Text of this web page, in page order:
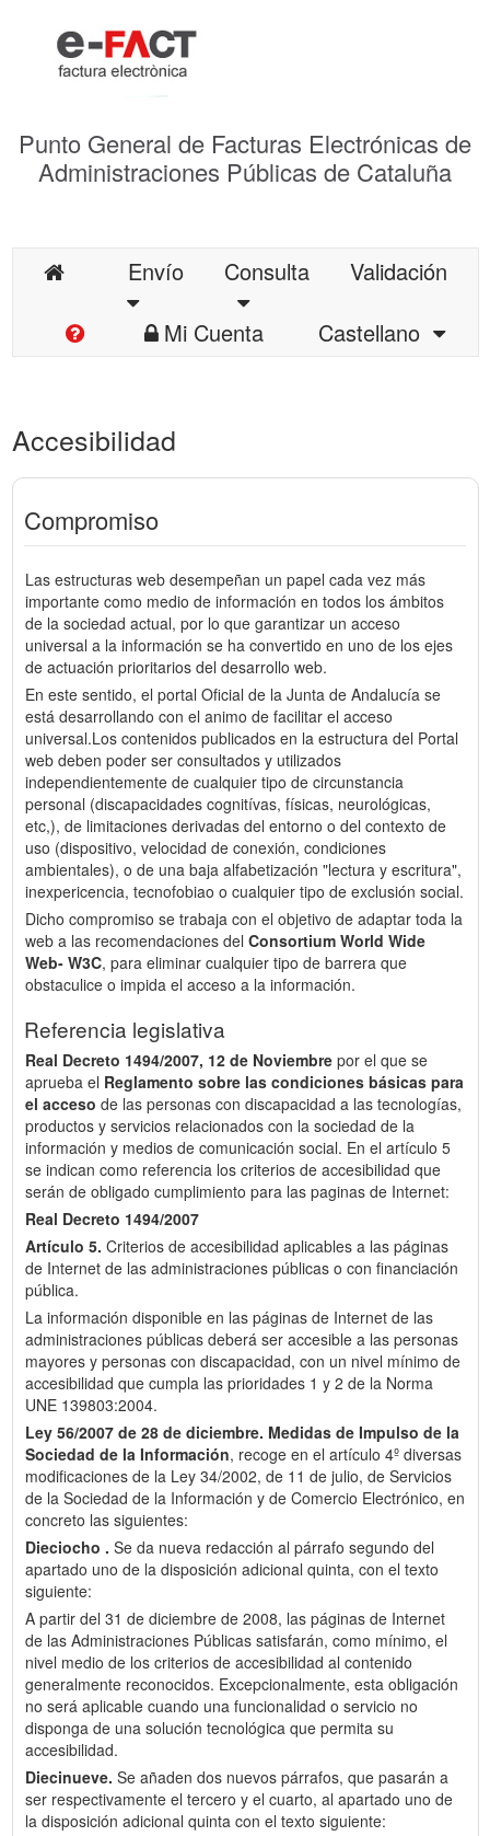
Punto General de Facturas Electrónicas de
Administraciones Públicas de Cataluña
Envío Consulta
Validación
Mi Cuenta
Castellano
Accesibilidad
Compromiso
Las estructuras web desempeñan un papel cada vez más
importante como medio de información en todos los ámbitos
de la sociedad actual, por lo que garantizar un acceso
universal a la información se ha convertido en uno de los ejes
de actuación prioritarios del desarrollo web.
En este sentido, el portal Oficial de la Junta de Andalucía se
está desarrollando con el animo de facilitar el acceso
universal.Los contenidos publicados en la estructura del Portal
web deben poder ser consultados y utilizados
independientemente de cualquier tipo de circunstancia
personal (discapacidades cognitívas, físicas, neurológicas,
etc,), de limitaciones derivadas del entorno o del contexto de
uso (dispositivo, velocidad de conexión, condiciones
ambientales), o de una baja alfabetización "lectura y escritura",
inexpericencia, tecnofobiao o cualquier tipo de exclusión social.
Dicho compromiso se trabaja con el objetivo de adaptar toda la
web a las recomendaciones del Consortium World Wide
Web- W3C, para eliminar cualquier tipo de barrera que
obstaculice o impida el acceso a la información.
Referencia legislativa
Real Decreto 1494/2007, 12 de Noviembre por el que se
aprueba el Reglamento sobre las condiciones básicas para
el acceso de las personas con discapacidad a las tecnologías,
productos y servicios relacionados con la sociedad de la
información y medios de comunicación social. En el artículo 5
se indican como referencia los criterios de accesibilidad que
serán de obligado cumplimiento para las paginas de Internet:
Real Decreto 1494/2007
Artículo 5. Criterios de accesibilidad aplicables a las páginas
de Internet de las administraciones públicas o con financiación
pública.
La información disponible en las páginas de Internet de las
administraciones públicas deberá ser accesible a las personas
mayores y personas con discapacidad, con un nivel mínimo de
accesibilidad que cumpla las prioridades 1 y 2 de la Norma
UNE 139803:2004.
Ley 56/2007 de 28 de diciembre. Medidas de Impulso de la
Sociedad de la Información, recoge en el artículo 4º diversas
modificaciones de la Ley 34/2002, de 11 de julio, de Servicios
de la Sociedad de la Información y de Comercio Electrónico, en
concreto las siguientes:
Dieciocho . Se da nueva redacción al párrafo segundo del
apartado uno de la disposición adicional quinta, con el texto
siguiente:
A partir del 31 de diciembre de 2008, las páginas de Internet
de las Administraciones Públicas satisfarán, como mínimo, el
nivel medio de los criterios de accesibilidad al contenido
generalmente reconocidos. Excepcionalmente, esta obligación
no será aplicable cuando una funcionalidad o servicio no
disponga de una solución tecnológica que permita su
accesibilidad.
Diecinueve. Se añaden dos nuevos párrafos, que pasarán a
ser respectivamente el tercero y el cuarto, al apartado uno de
la disposición adicional quinta con el texto siguiente: